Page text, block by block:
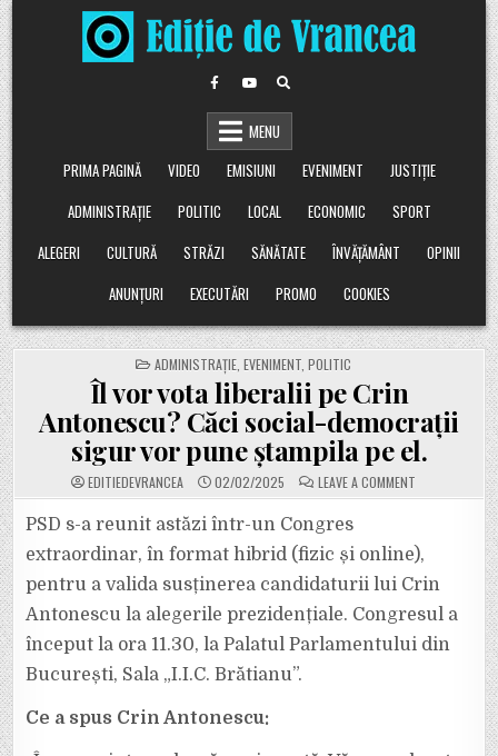
Skip
to
content
MENU
PRIMA PAGINĂ
VIDEO EMISIUNI EVENIMENT
JUSTIȚIE
ADMINISTRAȚIE
POLITIC LOCAL ECONOMIC
SPORT
ALEGERI
CULTURĂ STRĂZI SĂNĂTATE ÎNVĂȚĂMÂNT
OPINII
ANUNȚURI
EXECUTĂRI PROMO COOKIES
POSTED
IN
ADMINISTRAȚIE EVENIMENT POLITIC
Îl vor vota liberalii pe Crin
Antonescu? Căci social-democrații
sigur vor pune ștampila pe el.
EDITIEDEVRANCEA 02/02/2025 LEAVE A COMMENT
ÎL
PE
CRIN
ANTONESCU?
CĂCI
DEMOCRAȚII
VOR
PUNE
PSD s-a reunit astăzi într-un Congres
extraordinar, în format hibrid (fizic și online),
pentru a valida susținerea candidaturii lui Crin
Antonescu la alegerile prezidențiale. Congresul a
început la ora 11.30, la Palatul Parlamentului din
București, Sala „I.I.C. Brătianu”.
Ce a spus Crin Antonescu: